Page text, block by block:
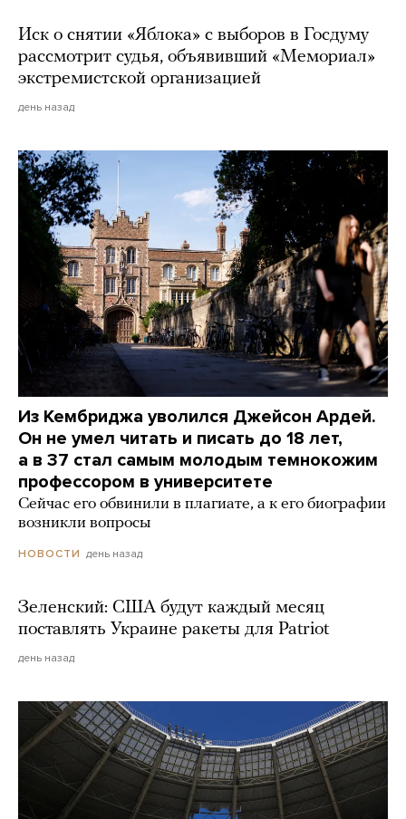
Иск о снятии «Яблока» с выборов в Госдуму
рассмотрит судья, объявивший «Мемориал»
экстремистской организацией
день назад
Из Кембриджа уволился Джейсон Ардей.
Он не умел читать и писать до 18 лет,
а в 37 стал самым молодым темнокожим
профессором в университете
Сейчас его обвинили в плагиате, а к его биографии
возникли вопросы
НОВОСТИ день назад
Зеленский: США будут каждый месяц
поставлять Украине ракеты для Patriot
день назад